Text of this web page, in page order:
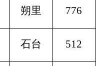
朔里 776
石台 512